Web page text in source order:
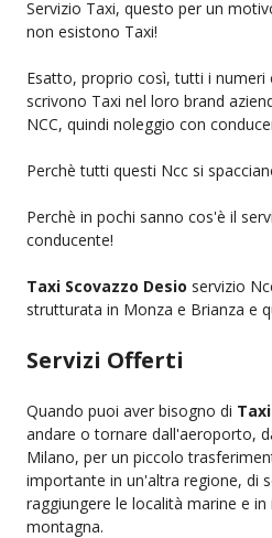
Servizio Taxi, questo per un
non esistono Taxi!
Esatto, proprio così, tutti i numeri
scrivono Taxi nel loro brand
NCC, quindi noleggio con
Perchè tutti questi Ncc si
Perchè in pochi sanno cos'è il
conducente!
Taxi Scovazzo Desio servizio
strutturata in Monza e Brianza e
Servizi Offerti
Quando puoi aver bisogno di
andare o tornare dall'aeroporto,
Milano, per un piccolo
importante in un'altra regione, di
raggiungere le località marine e
montagna.